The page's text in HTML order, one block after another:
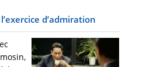
d’admiration